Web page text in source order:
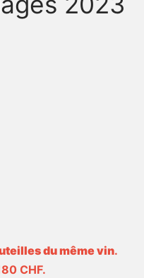
du même vin.
CHF.